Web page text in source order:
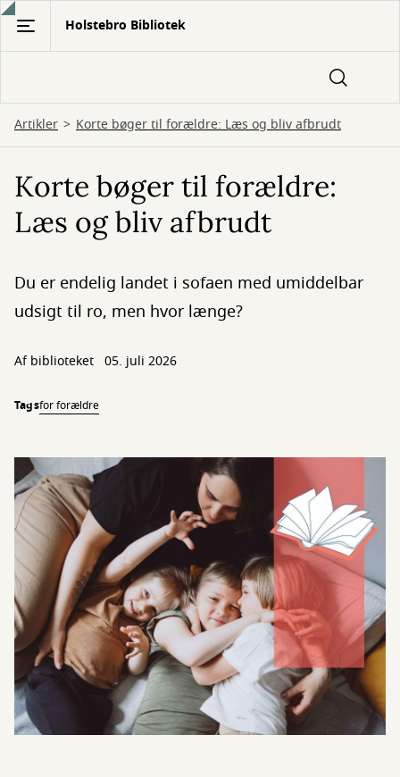
Gå
hovedindhold
Holstebro Bibliotek
Artikler Korte bøger til forældre: Læs og bliv afbrudt
Korte bøger til forældre:
Læs og bliv afbrudt
Du er endelig landet i sofaen med umiddelbar
udsigt til ro, men hvor længe?
Af biblioteket 05. juli 2026
Tagsfor forældre